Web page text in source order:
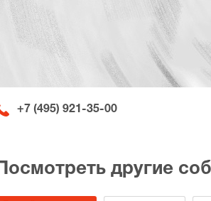
+7 (495) 921-35-00
Посмотреть другие